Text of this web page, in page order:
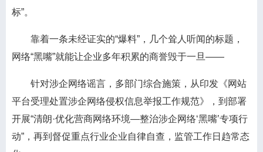
标”。
靠着一条未经证实的“爆料”，几个耸人听闻的标题，
网络“黑嘴”就能让企业多年积累的商誉毁于一旦——
针对涉企网络谣言，多部门综合施策，从印发《网站
平台受理处置涉企网络侵权信息举报工作规范》，到部署
开展“清朗·优化营商网络环境—整治涉企网络‘黑嘴’专项行
动”，再到督促重点行业企业自律自查，监管工作日趋常态